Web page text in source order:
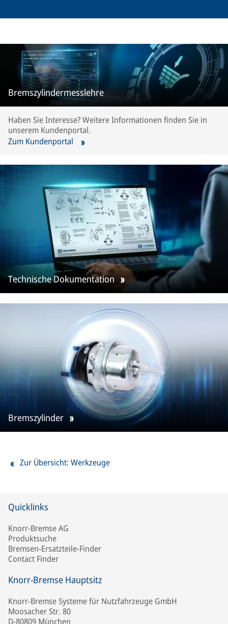
Bremszylindermesslehre
Haben Sie Interesse? Weitere Informationen finden Sie in
unserem Kundenportal.
Zum Kundenportal
Technische Dokumentation
Bremszylinder
Zur Übersicht: Werkzeuge
Quicklinks
Knorr-Bremse AG
Produktsuche
Bremsen-Ersatzteile-Finder
Contact Finder
Knorr-Bremse Hauptsitz
Knorr-Bremse Systeme für Nutzfahrzeuge GmbH
Moosacher Str. 80
D-80809 München